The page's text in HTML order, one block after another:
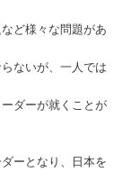
ど様々な問題があ
ないが、一人では
ダーが就くことが
ーとなり、日本を